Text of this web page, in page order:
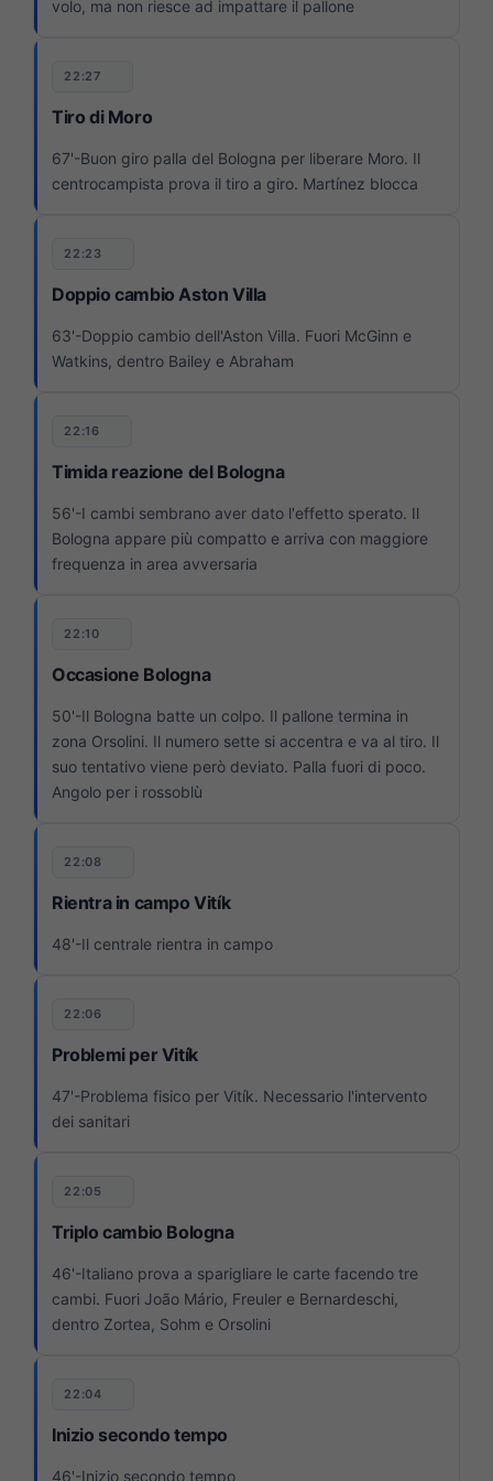
volo, ma non riesce ad impattare il pallone
22:27
Tiro di Moro
67'-Buon giro palla del Bologna per liberare Moro. Il
centrocampista prova il tiro a giro. Martínez blocca
22:23
Doppio cambio Aston Villa
63'-Doppio cambio dell'Aston Villa. Fuori McGinn e
Watkins, dentro Bailey e Abraham
22:16
Timida reazione del Bologna
56'-I cambi sembrano aver dato l'effetto sperato. Il
Bologna appare più compatto e arriva con maggiore
frequenza in area avversaria
22:10
Occasione Bologna
50'-Il Bologna batte un colpo. Il pallone termina in
zona Orsolini. Il numero sette si accentra e va al tiro. Il
suo tentativo viene però deviato. Palla fuori di poco.
Angolo per i rossoblù
22:08
Rientra in campo Vitík
48'-Il centrale rientra in campo
22:06
Problemi per Vitík
47'-Problema fisico per Vitík. Necessario l'intervento
dei sanitari
22:05
Triplo cambio Bologna
46'-Italiano prova a sparigliare le carte facendo tre
cambi. Fuori João Mário, Freuler e Bernardeschi,
dentro Zortea, Sohm e Orsolini
22:04
Inizio secondo tempo
46'-Inizio secondo tempo